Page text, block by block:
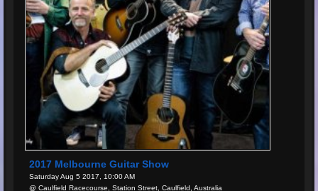
2017 Melbourne Guitar Show
Saturday Aug 5 2017, 10:00 AM
@ Caulfield Racecourse, Station Street, Caulfield, Australia